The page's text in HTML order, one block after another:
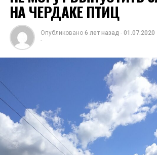
НА ЧЕРДАКЕ ПТИЦ
Опубликовано 6 лет назад - 01.07.2020
-